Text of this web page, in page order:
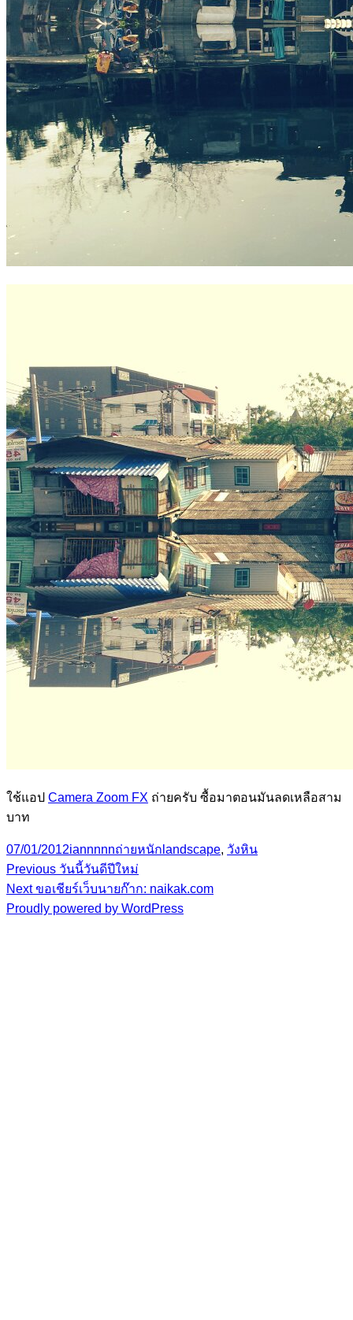
ใช้แอป Camera Zoom FX ถ่ายครับ ซื้อมาตอนมันลดเหลือสาม
บาท
Posted
on
07/01/2012Author
iannnnnCategories
ถ่ายหนักTags
landscape, วังหิน
Post
navigation
Previous Previous
post:
วันนี้วันดีปีใหม่
Next Next
post:
ขอเชียร์เว็บนายก๊าก: naikak.com
Proudly powered by WordPress